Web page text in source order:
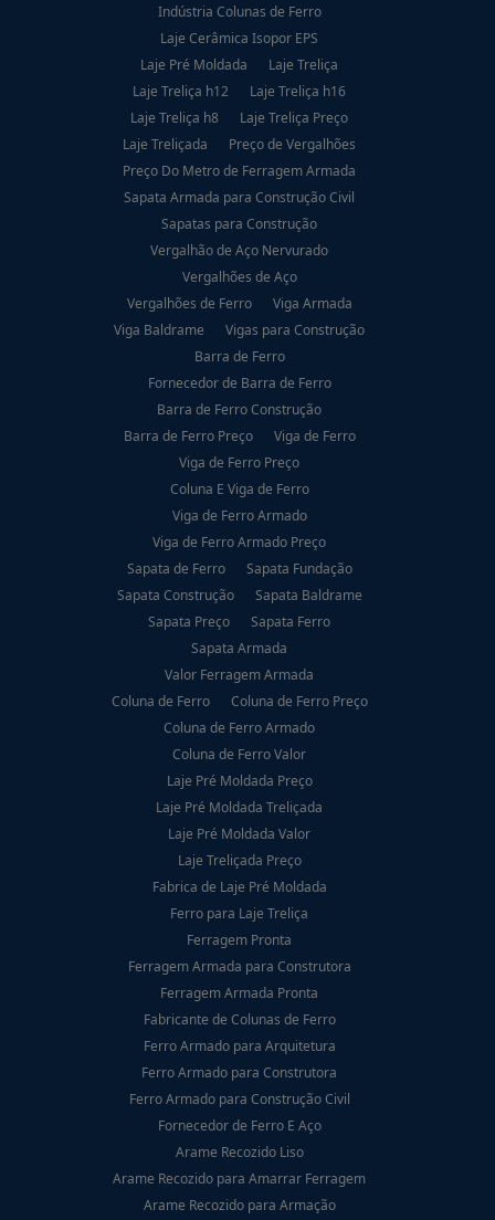
Indústria Colunas de Ferro
Laje Cerâmica Isopor EPS
Laje Pré Moldada
Laje Treliça
Laje Treliça h12
Laje Treliça h16
Laje Treliça h8
Laje Treliça Preço
Laje Treliçada
Preço de Vergalhões
Preço Do Metro de Ferragem Armada
Sapata Armada para Construção Civil
Sapatas para Construção
Vergalhão de Aço Nervurado
Vergalhões de Aço
Vergalhões de Ferro
Viga Armada
Viga Baldrame
Vigas para Construção
Barra de Ferro
Fornecedor de Barra de Ferro
Barra de Ferro Construção
Barra de Ferro Preço
Viga de Ferro
Viga de Ferro Preço
Coluna E Viga de Ferro
Viga de Ferro Armado
Viga de Ferro Armado Preço
Sapata de Ferro
Sapata Fundação
Sapata Construção
Sapata Baldrame
Sapata Preço
Sapata Ferro
Sapata Armada
Valor Ferragem Armada
Coluna de Ferro
Coluna de Ferro Preço
Coluna de Ferro Armado
Coluna de Ferro Valor
Laje Pré Moldada Preço
Laje Pré Moldada Treliçada
Laje Pré Moldada Valor
Laje Treliçada Preço
Fabrica de Laje Pré Moldada
Ferro para Laje Treliça
Ferragem Pronta
Ferragem Armada para Construtora
Ferragem Armada Pronta
Fabricante de Colunas de Ferro
Ferro Armado para Arquitetura
Ferro Armado para Construtora
Ferro Armado para Construção Civil
Fornecedor de Ferro E Aço
Arame Recozido Liso
Arame Recozido para Amarrar Ferragem
Arame Recozido para Armação